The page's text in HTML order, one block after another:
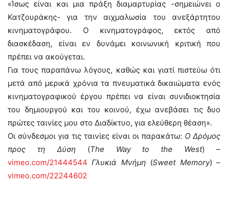
«Ίσως είναι και μια πράξη διαμαρτυρίας -σημειώνει ο
Κατζουράκης- για την αιχμαλωσία του ανεξάρτητου
κινηματογράφου. Ο κινηματογράφος, εκτός από
διασκέδαση, είναι εν δυνάμει κοινωνική κριτική που
πρέπει να ακούγεται.
Για τους παραπάνω λόγους, καθώς και γιατί πιστεύω ότι
μετά από μερικά χρόνια τα πνευματικά δικαιώματα ενός
κινηματογραφικού έργου πρέπει να είναι συνιδιοκτησία
του δημιουργού και του κοινού, έχω ανεβάσει τις δυο
πρώτες ταινίες μου στο Διαδίκτυο, για ελεύθερη θέαση».
Οι σύνδεσμοι για τις ταινίες είναι οι παρακάτω: Ο Δρόμος
προς τη Δύση (The Way to the West) –
vimeo.com/21444544 Γλυκιά Μνήμη (Sweet Memory) –
vimeo.com/22244602